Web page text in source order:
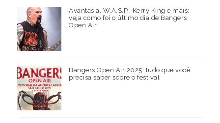
Avantasia, W.A.S.P., Kerry King e mais:
veja como foi o último dia de Bangers
Open Air
Bangers Open Air 2025: tudo que você
precisa saber sobre o festival